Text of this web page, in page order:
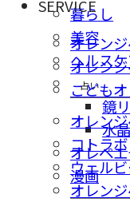
暮らし
美容
ヘルス
占い
鏡
水
オレペ
漫画
SERVICE
オレン
オレン
こども
オレン
コトラボ
ウェル
オレン